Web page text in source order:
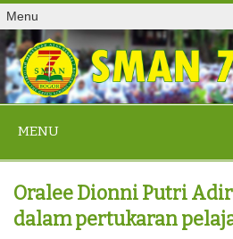
Menu
MENU
Oralee Dionni Putri
dalam pertukaran